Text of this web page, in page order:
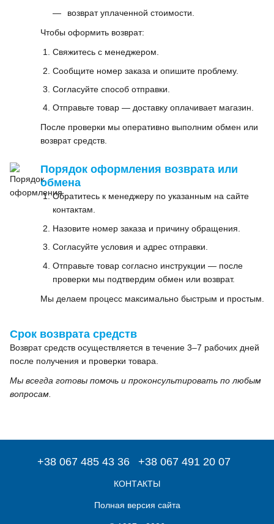
возврат уплаченной стоимости.
Чтобы оформить возврат:
Свяжитесь с менеджером.
Сообщите номер заказа и опишите проблему.
Согласуйте способ отправки.
Отправьте товар — доставку оплачивает магазин.
После проверки мы оперативно выполним обмен или
возврат средств.
Порядок оформления возврата или
обмена
Обратитесь к менеджеру по указанным на сайте
контактам.
Назовите номер заказа и причину обращения.
Согласуйте условия и адрес отправки.
Отправьте товар согласно инструкции — после
проверки мы подтвердим обмен или возврат.
Мы делаем процесс максимально быстрым и простым.
Срок возврата средств
Возврат средств осуществляется в течение 3–7 рабочих дней
после получения и проверки товара.
Мы всегда готовы помочь и проконсультировать по любым
вопросам.
+38 067 485 43 36 +38 067 491 20 07
КОНТАКТЫ
Полная версия сайта